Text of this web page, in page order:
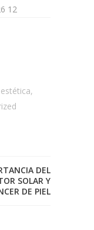
12
estética,
DEL
SOLAR Y
DE PIEL